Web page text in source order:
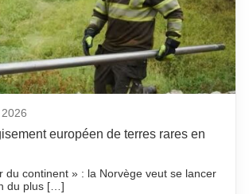
européen de terres rares en
du continent » : la Norvège veut se lancer
du plus […]